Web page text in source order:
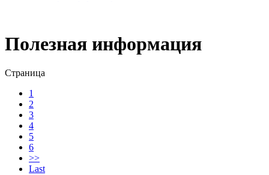
Полезная информация
Страница
1
2
3
4
5
6
>>
Last